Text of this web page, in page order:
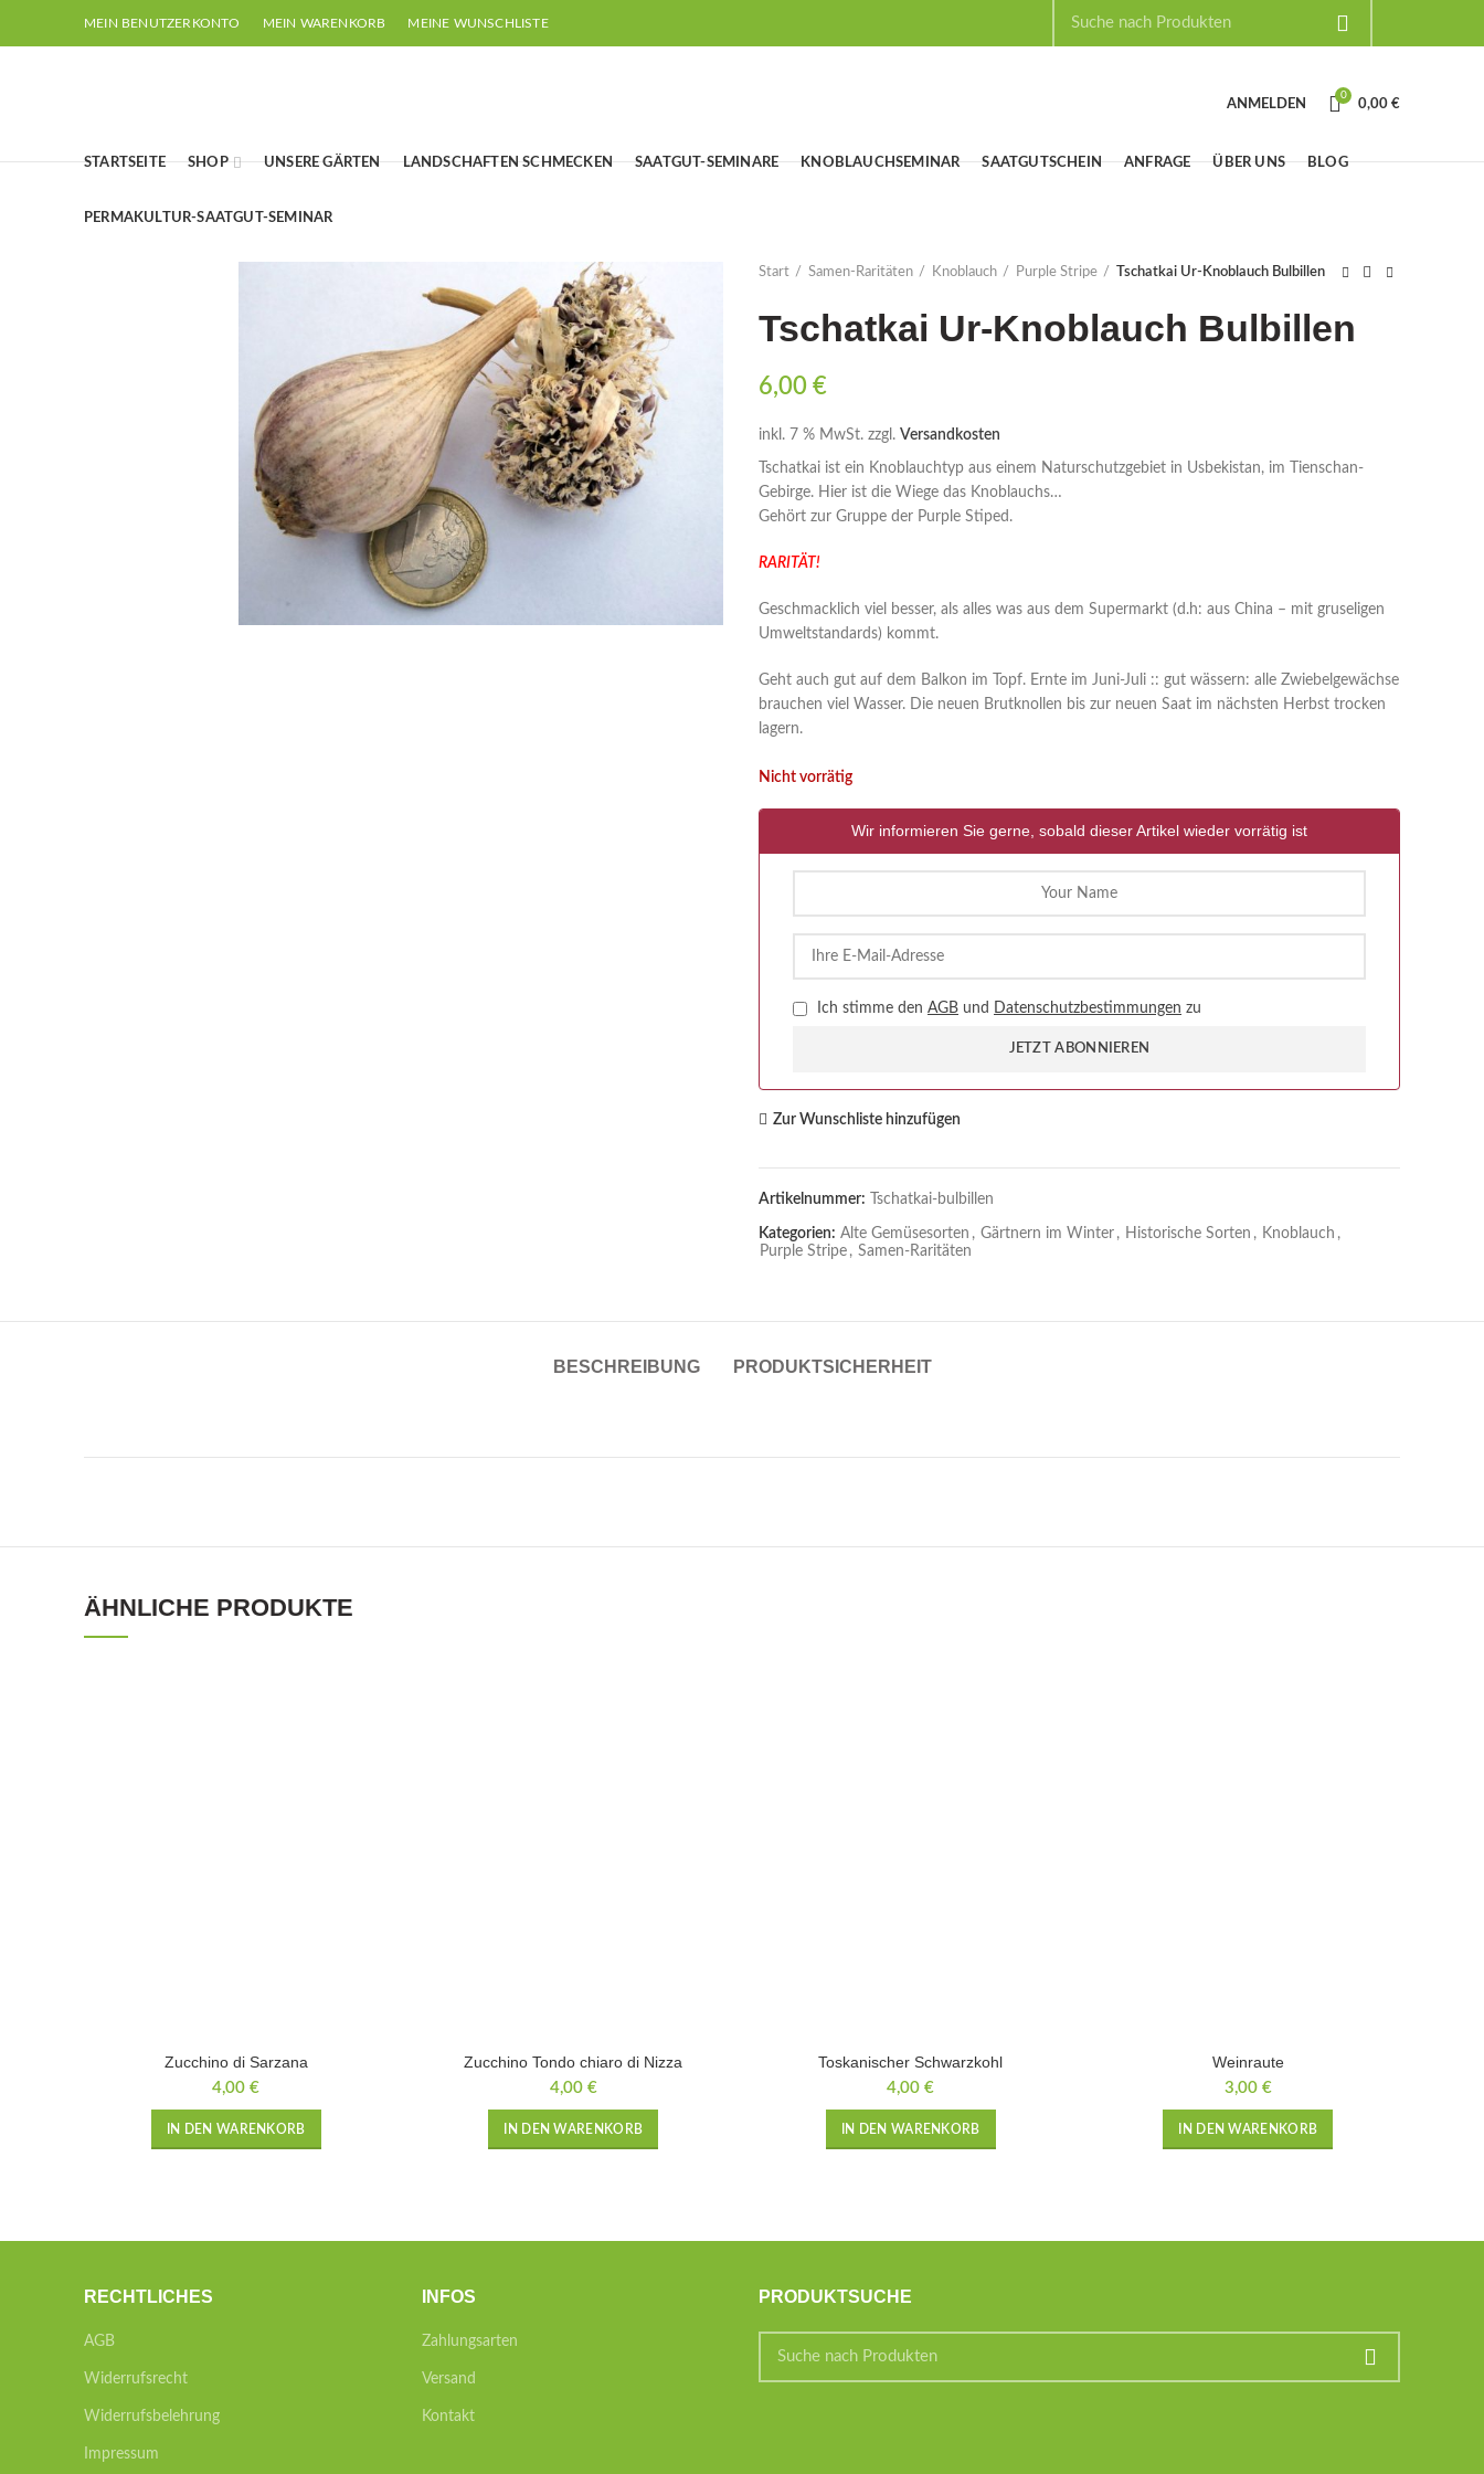
MEIN BENUTZERKONTO MEIN WARENKORB MEINE WUNSCHLISTE
ANMELDEN
0
0,00 €
STARTSEITE SHOP UNSERE GÄRTEN LANDSCHAFTEN SCHMECKEN SAATGUT-SEMINARE KNOBLAUCHSEMINAR SAATGUTSCHEIN ANFRAGE ÜBER UNS BLOG
PERMAKULTUR-SAATGUT-SEMINAR
Start Samen-Raritäten Knoblauch Purple Stripe Tschatkai Ur-Knoblauch Bulbillen
Tschatkai Ur-Knoblauch Bulbillen
6,00 €
inkl. 7 % MwSt. zzgl. Versandkosten
Tschatkai ist ein Knoblauchtyp aus einem Naturschutzgebiet in Usbekistan, im Tienschan-
Gebirge. Hier ist die Wiege das Knoblauchs…
Gehört zur Gruppe der Purple Stiped.
RARITÄT!
Geschmacklich viel besser, als alles was aus dem Supermarkt (d.h: aus China – mit gruseligen
Umweltstandards) kommt.
Geht auch gut auf dem Balkon im Topf. Ernte im Juni-Juli :: gut wässern: alle Zwiebelgewächse
brauchen viel Wasser. Die neuen Brutknollen bis zur neuen Saat im nächsten Herbst trocken
lagern.
Nicht vorrätig
Wir informieren Sie gerne, sobald dieser Artikel wieder vorrätig ist
Ich stimme den AGB und Datenschutzbestimmungen zu
JETZT ABONNIEREN
Zur Wunschliste hinzufügen
Artikelnummer: Tschatkai-bulbillen
Kategorien: Alte Gemüsesorten , Gärtnern im Winter , Historische Sorten , Knoblauch ,
Purple Stripe , Samen-Raritäten
BESCHREIBUNG PRODUKTSICHERHEIT
ÄHNLICHE PRODUKTE
Zucchino di Sarzana
4,00€
IN DEN WARENKORB
Zucchino Tondo chiaro di Nizza
4,00 €
IN DEN WARENKORB
Toskanischer Schwarzkohl
4,00€
IN DEN WARENKORB
Weinraute
3,00 €
IN DEN WARENKORB
RECHTLICHES
AGB
Widerrufsrecht
Widerrufsbelehrung
Impressum
INFOS
Zahlungsarten
Versand
Kontakt
PRODUKTSUCHE